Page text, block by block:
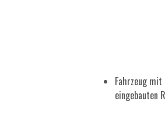
Fahrzeug
eingebauten